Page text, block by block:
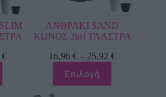
€
ΑΝΘΡΑΚΙ SAND
ΚΩΝΟΣ 2in1 ΓΛΑΣΤΡΑ
16,96€ – 25,92€
Επιλογή